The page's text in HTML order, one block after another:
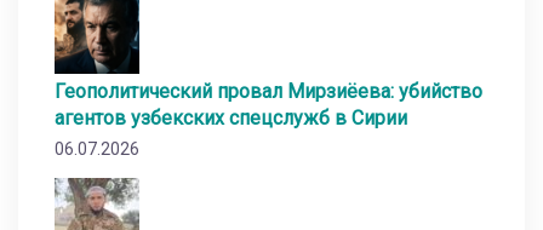
Геополитический провал Мирзиёева: убийство
агентов узбекских спецслужб в Сирии
06.07.2026